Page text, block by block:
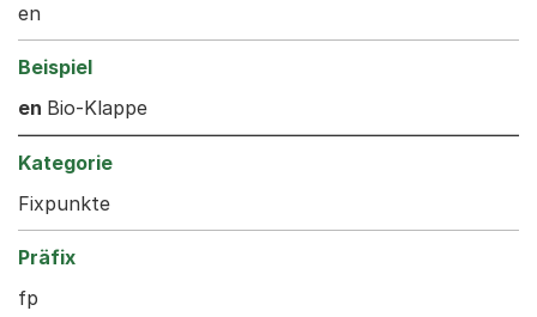
en
en Bio-Klappe
Fixpunkte
fp